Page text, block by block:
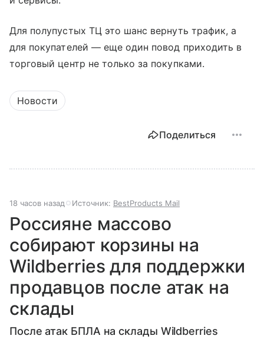
Для полупустых ТЦ это шанс вернуть трафик, а
для покупателей — еще один повод приходить в
торговый центр не только за покупками.
Новости
Поделиться
18 часов назад Источник: BestProducts Mail
Россияне массово
собирают корзины на
Wildberries для поддержки
продавцов после атак на
склады
После атак БПЛА на склады Wildberries